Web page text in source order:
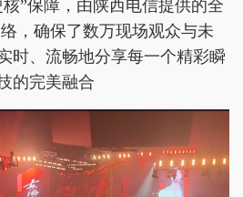
”保障，由陕西电信提供的全
，确保了数万现场观众与未
时、流畅地分享每一个精彩瞬
的完美融合